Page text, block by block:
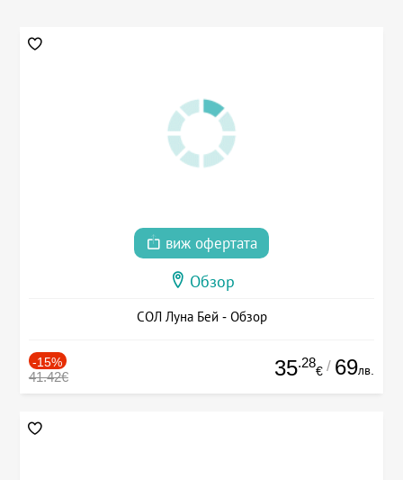
виж офертата
Обзор
СОЛ Луна Бей - Обзор
-15%
41.42€ 35.28
€ / 69лв.